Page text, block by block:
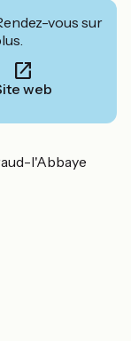
vous sur
web
l'Abbaye